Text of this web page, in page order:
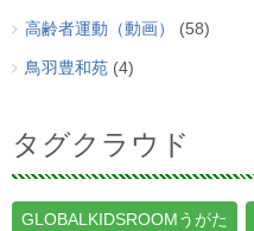
高齢者運動（動画） (58)
鳥羽豊和苑 (4)
タグクラウド
GLOBALKIDSROOMうがた